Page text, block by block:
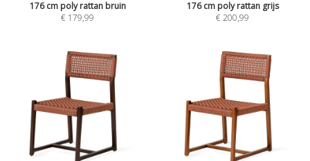
176 cm poly rattan bruin
€ 179,99
176 cm poly rattan grijs
€ 200,99